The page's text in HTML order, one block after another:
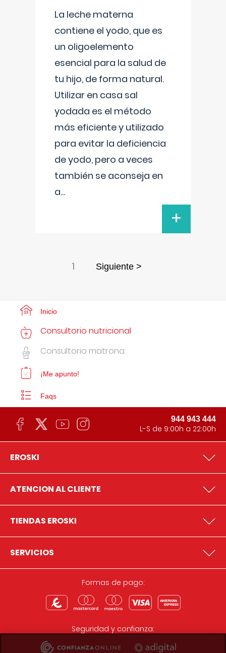
La leche materna
contiene el yodo, que es
un oligoelemento
esencial para la salud de
tu hijo, de forma natural.
Utilizar en casa sal
yodada es el método
más eficiente y utilizado
para evitar la deficiencia
de yodo, pero a veces
también se aconseja en
a...
+
1 Siguiente >
Inicio
Consultorio nutricional
Consultorio matrona
¡Me apunto!
Faqs
944 943 444
L-S de 9:00h a 22:00h
EROSKI
ATENCION AL CLIENTE
TIENDAS EROSKI
SERVICIOS
Formas de pago:
Seguridad y confianza: